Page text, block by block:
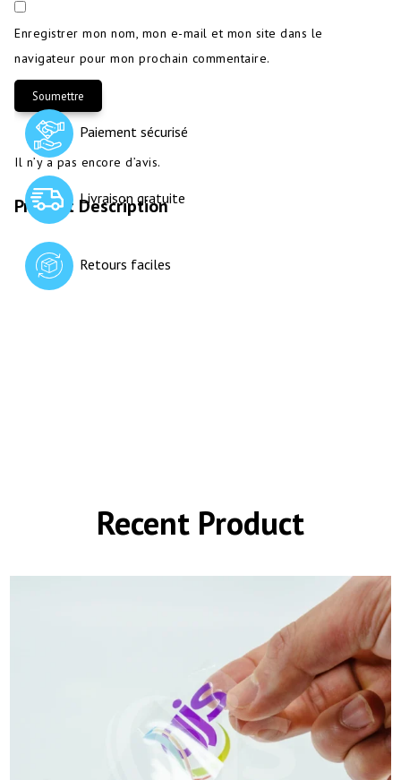
Enregistrer mon nom, mon e-mail et mon site dans le
navigateur pour mon prochain commentaire.
Il n’y a pas encore d’avis.
Paiement sécurisé
Livraison gratuite
Retours faciles
Recent Product